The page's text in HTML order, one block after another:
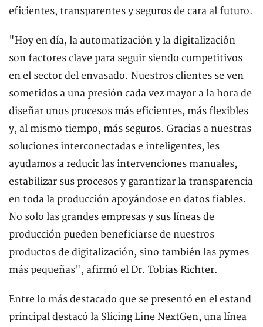
eficientes, transparentes y seguros de cara al futuro.
"Hoy en día, la automatización y la digitalización
son factores clave para seguir siendo competitivos
en el sector del envasado. Nuestros clientes se ven
sometidos a una presión cada vez mayor a la hora de
diseñar unos procesos más eficientes, más flexibles
y, al mismo tiempo, más seguros. Gracias a nuestras
soluciones interconectadas e inteligentes, les
ayudamos a reducir las intervenciones manuales,
estabilizar sus procesos y garantizar la transparencia
en toda la producción apoyándose en datos fiables.
No solo las grandes empresas y sus líneas de
producción pueden beneficiarse de nuestros
productos de digitalización, sino también las pymes
más pequeñas", afirmó el Dr. Tobias Richter.
Entre lo más destacado que se presentó en el estand
principal destacó la Slicing Line NextGen, una línea